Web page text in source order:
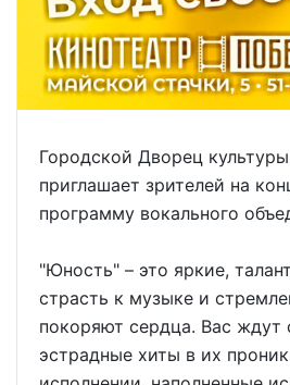
Городской Дворец
приглашает зрителей на
программу вокального
"Юность" – это яркие,
страсть к музыке и
покоряют сердца. Вас ждут
эстрадные хиты в их